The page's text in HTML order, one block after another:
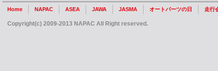
Home NAPAC ASEA JAWA JASMA オートパーツの日 走行
Copyright(c) 2009-2013 NAPAC All Right reserved.